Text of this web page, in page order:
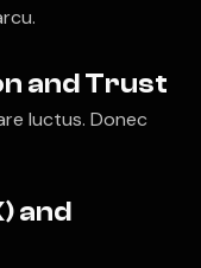
and Trust
luctus. Donec
and